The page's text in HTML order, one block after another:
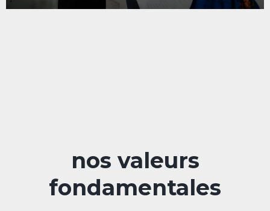
nos valeurs
fondamentales